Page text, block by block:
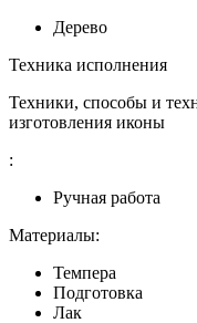
Дерево
Техника исполнения
Техники, способы и
изготовления иконы
:
Ручная работа
Материалы:
Темпера
Подготовка
Лак